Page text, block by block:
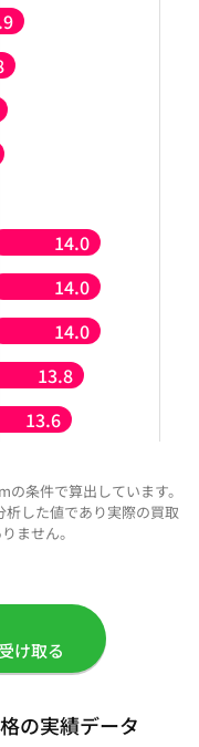
14.0
14.0
14.0
13.8
13.6
条件で算出しています。
した値であり実際の買取
ません。
け取る
の実績データ